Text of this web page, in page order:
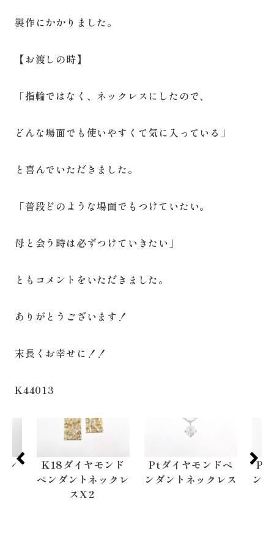
製作にかかりました。
【お渡しの時】
「指輪ではなく、ネックレスにしたので、
どんな場面でも使いやすくて気に入っている」
と喜んでいただきました。
「普段どのような場面でもつけていたい。
母と会う時は必ずつけていきたい」
ともコメントをいただきました。
ありがとうございます！
末長くお幸せに！！
K44013
ン
K18ダイヤモンド
ペンダントネックレ
スX２
Ptダイヤモンドペ
ンダントネックレス
Pt
ン